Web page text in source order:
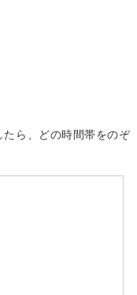
ら、どの時間帯をのぞ